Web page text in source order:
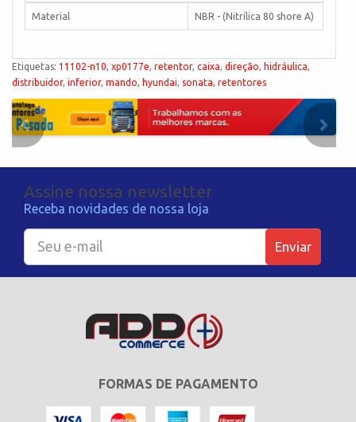
Material NBR - (Nitrílica 80 shore A)
Etiquetas: 11102-n10, xp0177e, retentor, caixa, direção, hidráulica,
distribuidor, inferior, mando, hyundai, sonata, retentores
Assine nossa newsletter
Receba novidades de nossa loja
Enviar
FORMAS DE PAGAMENTO